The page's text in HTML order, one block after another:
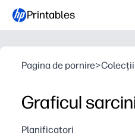
Printables
Pagina de pornire>Colecții
Graficul
Planificatori